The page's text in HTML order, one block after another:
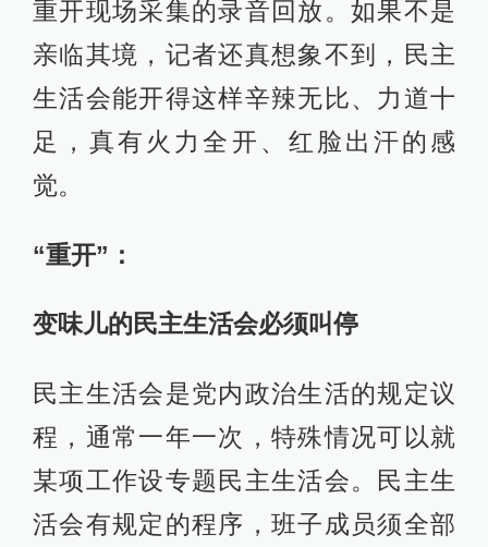
重开现场采集的录音回放。如果不是
亲临其境，记者还真想象不到，民主
生活会能开得这样辛辣无比、力道十
足，真有火力全开、红脸出汗的感
觉。
“重开”：
变味儿的民主生活会必须叫停
民主生活会是党内政治生活的规定议
程，通常一年一次，特殊情况可以就
某项工作设专题民主生活会。民主生
活会有规定的程序，班子成员须全部